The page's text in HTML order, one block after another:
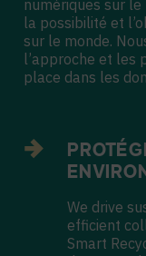
numériques sur
la possibilité et
sur le monde.
l’approche et les
place dans les
We drive
efficient
Smart